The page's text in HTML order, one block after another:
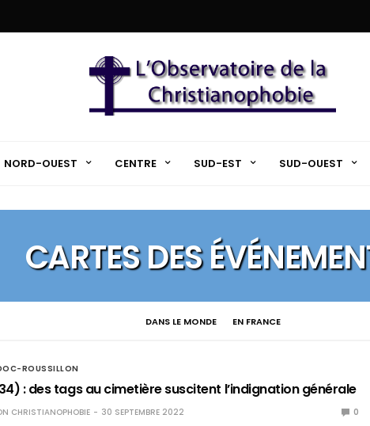
NORD-OUEST CENTRE SUD-EST SUD-OUEST
CARTES DES
DANS LE MONDE EN FRANCE
ROUSSILLON
: des tags au cimetière suscitent l’indignation générale
CHRISTIANOPHOBIE 30 SEPTEMBRE 2022 0